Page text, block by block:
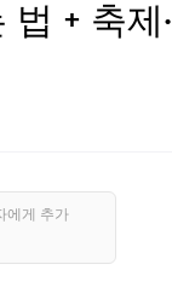
+ 축제·
에게 추가